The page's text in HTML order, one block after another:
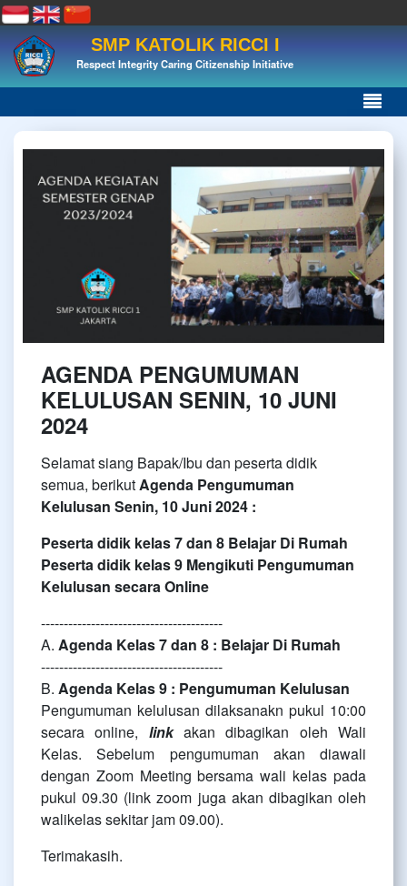
SMP KATOLIK RICCI I
Respect Integrity Caring Citizenship Initiative
AGENDA PENGUMUMAN
KELULUSAN SENIN, 10 JUNI
2024
Selamat siang Bapak/Ibu dan peserta didik
semua, berikutAgenda Pengumuman
Kelulusan Senin, 10 Juni 2024 :
Peserta didik kelas 7 dan 8 Belajar Di Rumah
Peserta didik kelas 9 Mengikuti Pengumuman
Kelulusan secara Online
----------------------------------------
A. Agenda Kelas 7 dan 8 : Belajar Di Rumah
----------------------------------------
B. Agenda Kelas 9 : Pengumuman Kelulusan
Pengumuman kelulusan dilaksanakn pukul 10:00
secara online, linkakan dibagikan oleh Wali
Kelas. Sebelum pengumuman akan diawali
dengan Zoom Meeting bersama wali kelas pada
pukul 09.30 (link zoom juga akan dibagikan oleh
walikelas sekitar jam 09.00).
Terimakasih.